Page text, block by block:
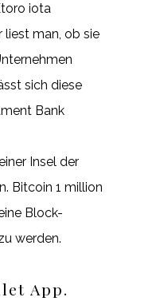
iota
liest man, ob sie
sich diese
Bank
Insel der
Bitcoin 1 million
Block-
werden.
App.